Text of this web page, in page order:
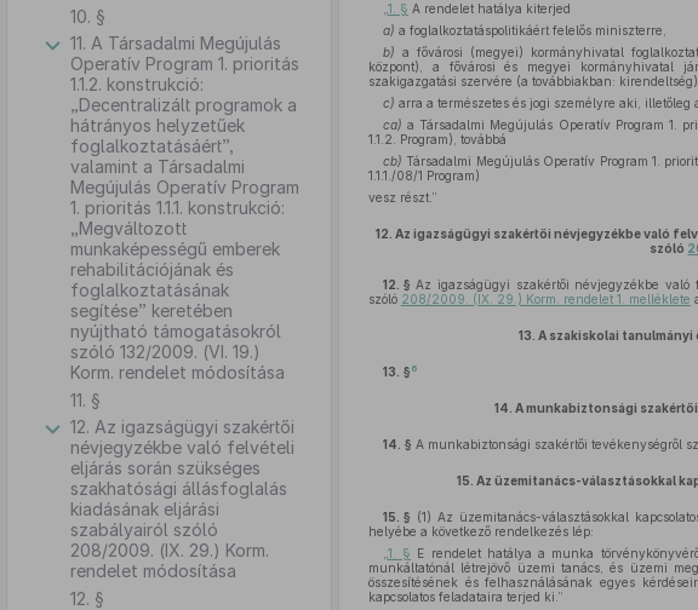
10. §
11. A Társadalmi Megújulás
Operatív Program 1. prioritás
1.1.2. konstrukció:
„Decentralizált programok a
hátrányos helyzetűek
foglalkoztatásáért”,
valamint a Társadalmi
Megújulás Operatív Program
1. prioritás 1.1.1. konstrukció:
„Megváltozott
munkaképességű emberek
rehabilitációjának és
foglalkoztatásának
segítése” keretében
nyújtható támogatásokról
szóló 132/2009. (VI. 19.)
Korm. rendelet módosítása
11. §
12. Az igazságügyi szakértői
névjegyzékbe való felvételi
eljárás során szükséges
szakhatósági állásfoglalás
kiadásának eljárási
szabályairól szóló
208/2009. (IX. 29.) Korm.
rendelet módosítása
12. §
1. § A rendelet hatálya kiterjed
a) a foglalkoztatáspolitikáért felelős miniszterre,
b) a fővárosi (megyei) kormányhivatal
központ), a fővárosi és megyei kormányhivatal
szakigazgatási szervére (a továbbiakban:
c) arra a természetes és jogi személyre aki, illetőleg
ca) a Társadalmi Megújulás Operatív Program 1.
1.1.2. Program), továbbá
cb) Társadalmi Megújulás Operatív Program 1.
1.1.1./08/1 Program)
vesz részt.”
12. Az igazságügyi szakértői névjegyzékbe való
szóló
12. § Az igazságügyi szakértői névjegyzékbe való
szóló 208/2009. (IX. 29.) Korm. rendelet 1. melléklete
13. A szakiskolai
13. § 6
14. A munkabiztonsági
14. § A munkabiztonsági szakértői tevékenységről
15. Az üzemitanács-választásokkal
15. § (1) Az üzemitanács-választásokkal
helyébe a következő rendelkezés lép:
1. § E rendelet hatálya a munka
munkáltatónál létrejövő üzemi tanács, és üzemi
összesítésének és felhasználásának egyes
kapcsolatos feladataira terjed ki.”